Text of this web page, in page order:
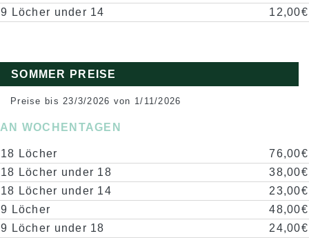
9 Löcher under 14
12,00€
SOMMER PREISE
Preise bis 23/3/2026 von 1/11/2026
AN WOCHENTAGEN
18 Löcher
76,00€
18 Löcher under 18
38,00€
18 Löcher under 14
23,00€
9 Löcher
48,00€
9 Löcher under 18
24,00€